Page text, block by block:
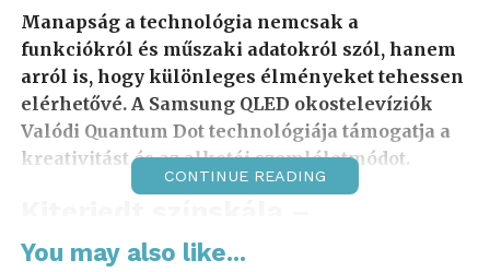
Manapság a technológia nemcsak a
funkciókról és műszaki adatokról szól, hanem
arról is, hogy különleges élményeket tehessen
elérhetővé. A Samsung QLED okostelevíziók
Valódi Quantum Dot technológiája támogatja a
kreativitást és az alkotói szemléletmódot.
kvantumpontokkal
CONTINUE READING
You may also like...